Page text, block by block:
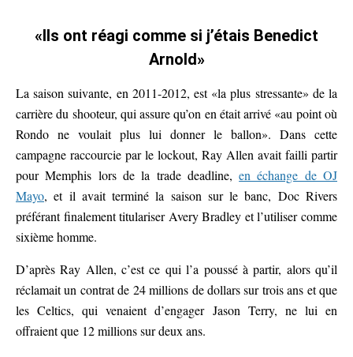
«Ils ont réagi comme si j’étais Benedict
Arnold»
La saison suivante, en 2011-2012, est «la plus stressante» de la
carrière du shooteur, qui assure qu’on en était arrivé «au point où
Rondo ne voulait plus lui donner le ballon». Dans cette
campagne raccourcie par le lockout, Ray Allen avait failli partir
pour Memphis lors de la trade deadline,en échange de OJ
Mayo, et il avait terminé la saison sur le banc, Doc Rivers
préférant finalement titulariser Avery Bradley et l’utiliser comme
sixième homme.
D’après Ray Allen, c’est ce qui l’a poussé à partir, alors qu’il
réclamait un contrat de 24 millions de dollars sur trois ans et que
les Celtics, qui venaient d’engager Jason Terry, ne lui en
offraient que 12 millions sur deux ans.